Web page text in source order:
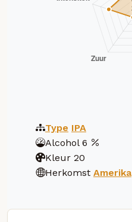
Type IPA
Alcohol 6
Kleur 20
Herkomst Amerika